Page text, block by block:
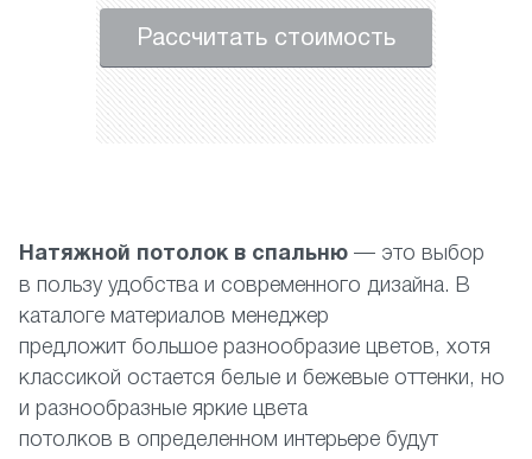
Рассчитать стоимость
Натяжной потолок в спальню — это выбор
в пользу удобства и современного дизайна. В
каталоге материалов менеджер
предложит большое разнообразие цветов, хотя
классикой остается белые и бежевые оттенки, но
и разнообразные яркие цвета
потолков в определенном интерьере будут